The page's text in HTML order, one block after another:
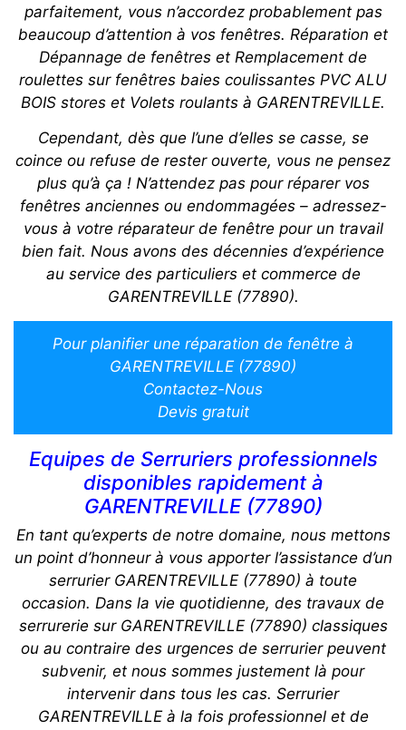
parfaitement, vous n’accordez probablement pas
beaucoup d’attention à vos fenêtres. Réparation et
Dépannage de fenêtres et Remplacement de
roulettes sur fenêtres baies coulissantes PVC ALU
BOIS stores et Volets roulants à GARENTREVILLE.
Cependant, dès que l’une d’elles se casse, se
coince ou refuse de rester ouverte, vous ne pensez
plus qu’à ça ! N’attendez pas pour réparer vos
fenêtres anciennes ou endommagées – adressez-
vous à votre réparateur de fenêtre pour un travail
bien fait. Nous avons des décennies d’expérience
au service des particuliers et commerce de
GARENTREVILLE (77890).
Pour planifier une réparation de fenêtre à
GARENTREVILLE (77890)
Contactez-Nous
Devis gratuit
Equipes de Serruriers professionnels
disponibles rapidement à
GARENTREVILLE (77890)
En tant qu’experts de notre domaine, nous mettons
un point d’honneur à vous apporter l’assistance d’un
serrurier GARENTREVILLE (77890) à toute
occasion. Dans la vie quotidienne, des travaux de
serrurerie sur GARENTREVILLE (77890) classiques
ou au contraire des urgences de serrurier peuvent
subvenir, et nous sommes justement là pour
intervenir dans tous les cas. Serrurier
GARENTREVILLE à la fois professionnel et de